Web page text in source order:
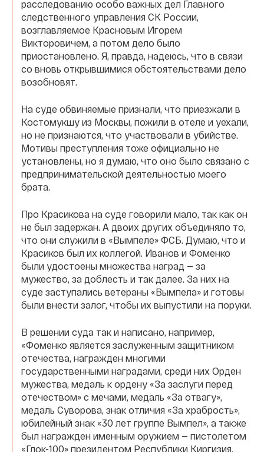
расследованию особо важных дел Главного
следственного управления СК России,
возглавляемое Красновым Игорем
Викторовичем, а потом дело было
приостановлено. Я, правда, надеюсь, что в связи
со вновь открывшимися обстоятельствами дело
возобновят.
На суде обвиняемые признали, что приезжали в
Костомукшу из Москвы, пожили в отеле и уехали,
но не признаются, что участвовали в убийстве.
Мотивы преступления тоже официально не
установлены, но я думаю, что оно было связано с
предпринимательской деятельностью моего
брата.
Про Красикова на суде говорили мало, так как он
не был задержан. А двоих других объединяло то,
что они служили в «Вымпеле» ФСБ. Думаю, что и
Красиков был их коллегой. Иванов и Фоменко
были удостоены множества наград — за
мужество, за доблесть и так далее. За них на
суде заступались ветераны «Вымпела» и готовы
были внести залог, чтобы их выпустили на поруки.
В решении суда так и написано, например,
«Фоменко является заслуженным защитником
отечества, награжден многими
государственными наградами, среди них Орден
мужества, медаль к ордену «За заслуги перед
отечеством» с мечами, медаль «За отвагу»,
медаль Суворова, знак отличия «За храбрость»,
юбилейный знак «30 лет группе Вымпел», а также
был награжден именным оружием — пистолетом
«Глок-100» президентом Республики Киргизия.